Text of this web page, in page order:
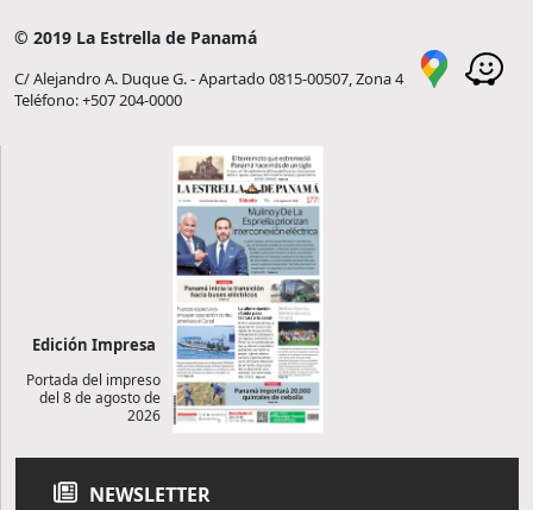
© 2019 La Estrella de Panamá
C/ Alejandro A. Duque G. - Apartado 0815-00507, Zona 4
Teléfono: +507 204-0000
Edición Impresa
Portada del impreso
del 8 de agosto de
2026
NEWSLETTER